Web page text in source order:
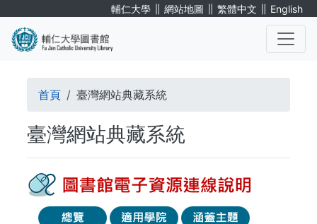
輔仁大學 ∥ 網站地圖 ∥ 繁體中文 ∥ English
導
航
連
結
首頁 臺灣網站典藏系統
臺灣網站典藏系統